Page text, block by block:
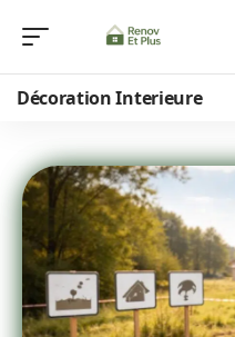
Décoration Interieure